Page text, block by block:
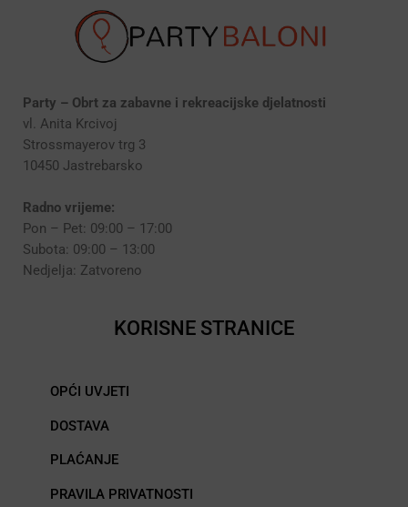
Party – Obrt za zabavne i rekreacijske djelatnosti
vl. Anita Krcivoj
Strossmayerov trg 3
10450 Jastrebarsko
Radno vrijeme:
Pon – Pet: 09:00 – 17:00
Subota: 09:00 – 13:00
Nedjelja: Zatvoreno
KORISNE STRANICE
OPĆI UVJETI
DOSTAVA
PLAĆANJE
PRAVILA PRIVATNOSTI